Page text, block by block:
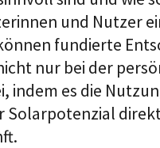
und Nutzer
fundierte
nur bei der
indem es die